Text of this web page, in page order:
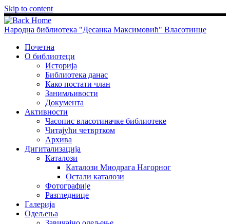
Skip to content
Народна библиотека "Десанка Максимовић" Власотинце
Почетна
О библиотеци
Историја
Библиотека данас
Како постати члан
Занимљивости
Документа
Активности
Часопис власотиначке библиотеке
Читајући четвртком
Архива
Дигитализација
Каталози
Каталози Миодрага Нагорног
Остали каталози
Фотографије
Разгледнице
Галерија
Одељења